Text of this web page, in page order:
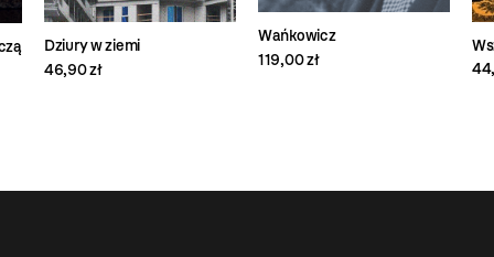
Dziury w ziemi
46,90 zł
Wańkowicz
119,00 zł